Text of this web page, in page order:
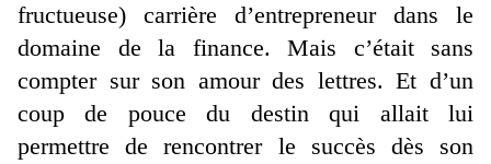
fructueuse) carrière d’entrepreneur dans le
domaine de la finance. Mais c’était sans
compter sur son amour des lettres. Et d’un
coup de pouce du destin qui allait lui
permettre de rencontrer le succès dès son